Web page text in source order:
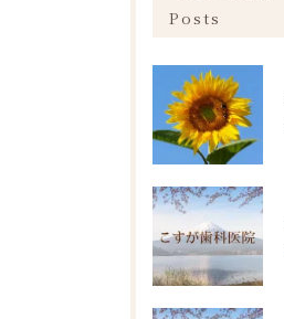
Posts